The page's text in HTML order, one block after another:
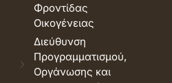
Φροντίδας
Οικογένειας
Διεύθυνση
Προγραμματισμού,
Οργάνωσης και